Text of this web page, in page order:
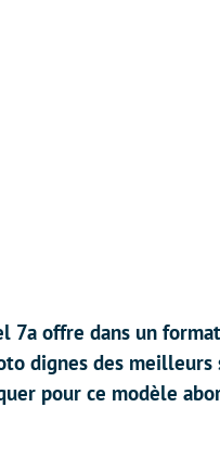
offre dans un
dignes des meilleurs
pour ce modèle